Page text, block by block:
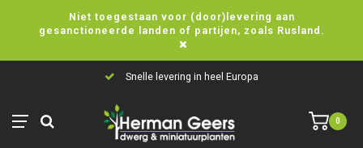
Niet toegestaan voor (door)levering aan
gesanctioneerde landen of partijen, zoals Rusland.
Snelle levering in heel Europa
0